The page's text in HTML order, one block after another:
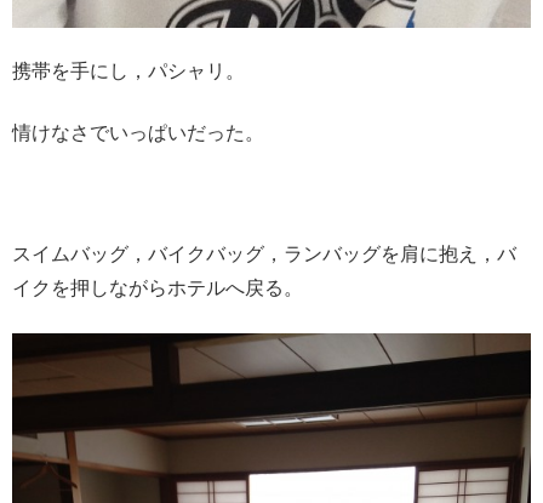
携帯を手にし，パシャリ。
情けなさでいっぱいだった。
スイムバッグ，バイクバッグ，ランバッグを肩に抱え，バ
イクを押しながらホテルへ戻る。